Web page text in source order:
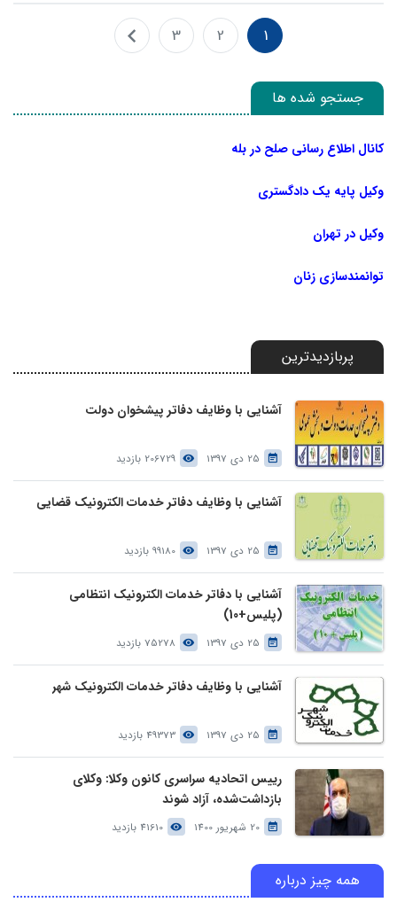
1
2
3
جستجو شده ها
کانال اطلاع رسانی صلح در بله
وکیل پایه یک دادگستری
وکیل در تهران
توانمندسازی زنان
پربازدیدترین
آشنایی با وظایف دفاتر پیشخوان دولت
25 دی 1397 206729 بازدید
آشنایی با وظایف دفاتر خدمات الکترونیک قضایی
25 دی 1397 99180 بازدید
آشنایی با دفاتر خدمات الکترونیک انتظامی
(پلیس+10)
25 دی 1397 75278 بازدید
آشنایی با وظایف دفاتر خدمات الکترونیک شهر
25 دی 1397 49373 بازدید
رییس اتحادیه سراسری کانون وکلا: وکلای
بازداشت‌شده، آزاد شوند
20 شهریور 1400 41610 بازدید
همه چیز درباره